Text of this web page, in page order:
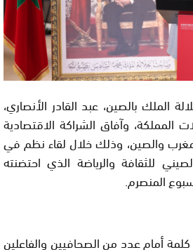
الملك بالصين، عبد القادر الأنصاري،
المملكة، وآفاق الشراكة الاقتصادية
والصين، وذلك خلال لقاء نظم في
للثقافة والرياضة الذي احتضنته
المنصرم.
كلمة أمام عدد من الصحافيين والفاعلين